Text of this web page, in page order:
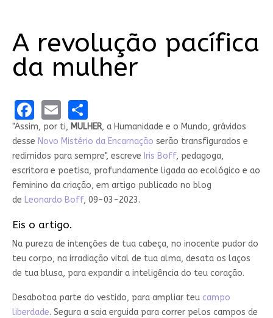
A revolução pacífica
da mulher
Facebook
EmailShare
"Assim, por ti, MULHER, a Humanidade e o Mundo, grávidos
desse Novo Mistério da Encarnação serão transfigurados e
redimidos para sempre", escreve Iris Boff, pedagoga,
escritora e poetisa, profundamente ligada ao ecológico e ao
feminino da criação, em artigo publicado no blog
de Leonardo Boff, 09-03-2023.
Eis o artigo.
Na pureza de intenções de tua cabeça, no inocente pudor do
teu corpo, na irradiação vital de tua alma, desata os laços
de tua blusa, para expandir a inteligência do teu coração.
Desabotoa parte do vestido, para ampliar teu campo
liberdade. Segura a saia erguida para correr pelos campos de